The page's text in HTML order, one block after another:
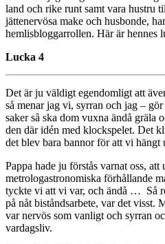
land och rike runt samt vara hustru
jättenervösa make och husbonde,
hemlisbloggarrollen. Här är hennes
Lucka 4
Det är ju väldigt egendomligt att
så menar jag vi, syrran och jag –
saker så ska dom vuxna ändå gräla
den där idén med klockspelet. Det
det blev bara bannor för att vi hängt
Pappa hade ju förstås varnat oss, att
metrologastronomiska förhållande
tyckte vi att vi var, och ändå … Så
på nåt biståndsarbete, var det visst.
var nervös som vanligt och syrran
vardagsliv.